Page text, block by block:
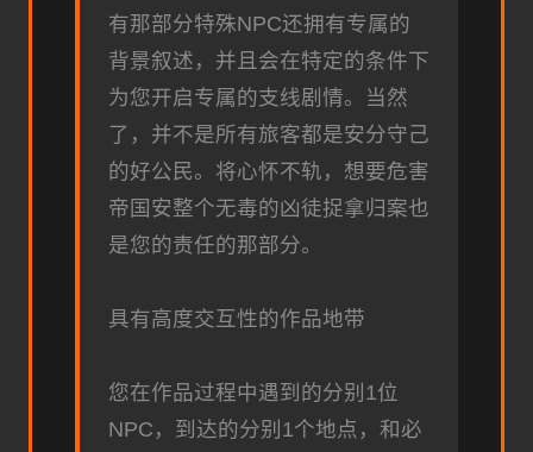
有那部分特殊NPC还拥有专属的
背景叙述，并且会在特定的条件下
为您开启专属的支线剧情。当然
了，并不是所有旅客都是安分守己
的好公民。将心怀不轨，想要危害
帝国安整个无毒的凶徒捉拿归案也
是您的责任的那部分。
具有高度交互性的作品地带
您在作品过程中遇到的分别1位
NPC，到达的分别1个地点，和必